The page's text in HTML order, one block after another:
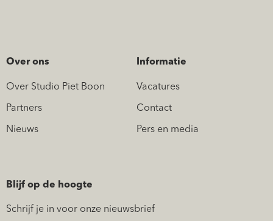
Over ons
Over Studio Piet Boon
Partners
Nieuws
Informatie
Vacatures
Contact
Pers en media
Blijf op de hoogte
Schrijf je in voor onze nieuwsbrief